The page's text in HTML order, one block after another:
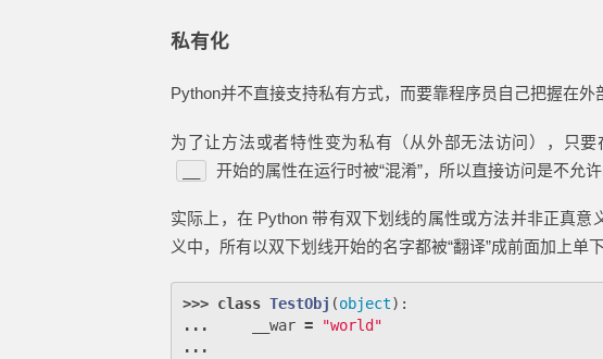
私有化
Python并不直接支持私有方式，而要靠程序员自己把握在外
为了让方法或者特性变为私有（从外部无法访问），只
开始的属性在运行时被“混淆”，所以直接访问是不允许
实际上，在 Python 带有双下划线的属性或方法并非正真
义中，所有以双下划线开始的名字都被“翻译”成前面加上单
>>> class TestObj (object):
...
__war =
"world"
...